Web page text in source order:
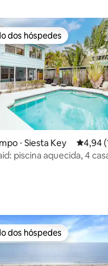
de 5, 115 avaliações
preferidos dos
dos hóspedes
⋅ Siesta Key 4,94
4,94
piscina aquecida, 4
preferidos dos
dos hóspedes